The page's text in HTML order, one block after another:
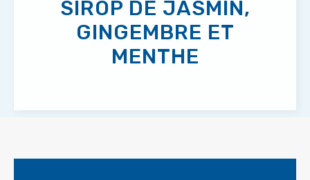
SIROP DE JASMIN,
GINGEMBRE ET
MENTHE